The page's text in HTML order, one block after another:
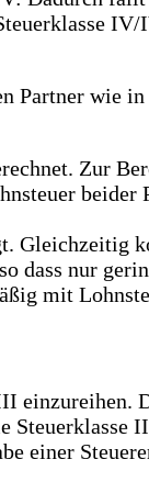
Partner wie
Zur
beider
Gleichzeitig
dass nur
mit
einzureihen.
Steuerklasse
einer